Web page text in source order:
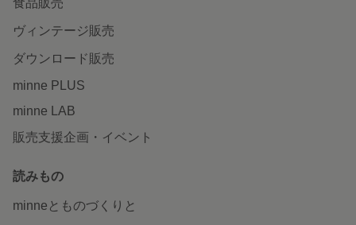
ヴィンテージ販売
ダウンロード販売
minne PLUS
minne LAB
販売支援企画・イベント
読みもの
minneとものづくりと